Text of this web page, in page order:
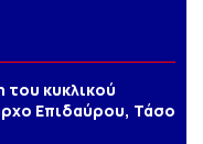
του κυκλικού
Επιδαύρου, Τάσο